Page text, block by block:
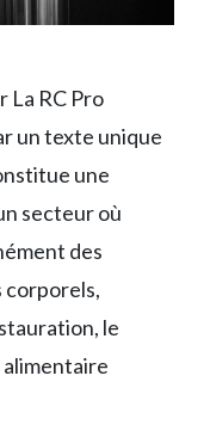
La RC Pro
un texte unique
une
secteur où
des
corporels,
le